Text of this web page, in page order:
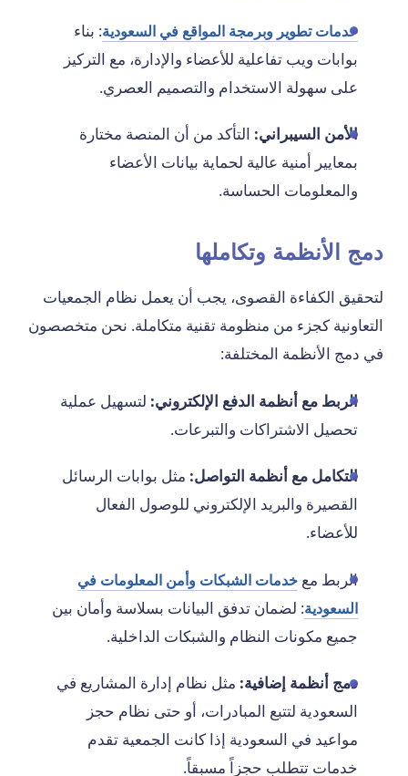
خدمات تطوير وبرمجة المواقع في السعودية: بناء
بوابات ويب تفاعلية للأعضاء والإدارة، مع التركيز
على سهولة الاستخدام والتصميم العصري.
الأمن السيبراني: التأكد من أن المنصة مختارة
بمعايير أمنية عالية لحماية بيانات الأعضاء
والمعلومات الحساسة.
دمج الأنظمة وتكاملها
لتحقيق الكفاءة القصوى، يجب أن يعمل نظام الجمعيات
التعاونية كجزء من منظومة تقنية متكاملة. نحن متخصصون
في دمج الأنظمة المختلفة:
الربط مع أنظمة الدفع الإلكتروني: لتسهيل عملية
تحصيل الاشتراكات والتبرعات.
التكامل مع أنظمة التواصل: مثل بوابات الرسائل
القصيرة والبريد الإلكتروني للوصول الفعال
للأعضاء.
الربط معخدمات الشبكات وأمن المعلومات في
السعودية: لضمان تدفق البيانات بسلاسة وأمان بين
جميع مكونات النظام والشبكات الداخلية.
دمج أنظمة إضافية: مثل نظام إدارة المشاريع في
السعودية لتتبع المبادرات، أو حتى نظام حجز
مواعيد في السعودية إذا كانت الجمعية تقدم
خدمات تتطلب حجزاً مسبقاً.